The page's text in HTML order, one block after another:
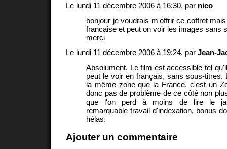
Le lundi 11 décembre 2006 à 16:30, par nico
bonjour je voudrais m'offrir ce coffret
francaise et peut on voir les images sans
merci
Le lundi 11 décembre 2006 à 19:24, par Jean-
Absolument. Le film est accessible tel
peut le voir en français, sans sous-titres.
la même zone que la France, c'est un
donc pas de problème de ce côté non
que l'on perd à moins de lire le
remarquable travail d'indexation, bonus
hélas.
Ajouter un commentaire